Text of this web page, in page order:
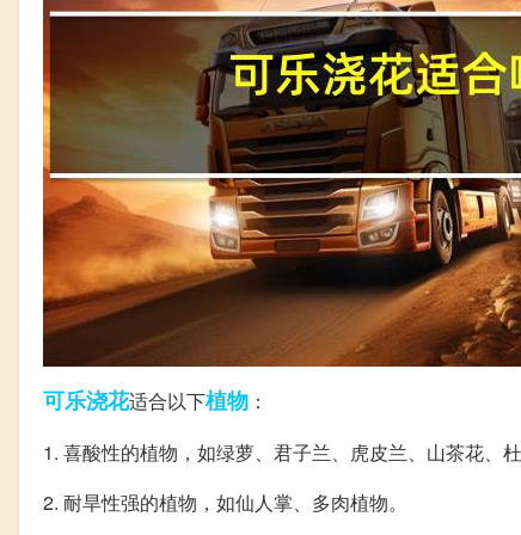
可乐浇花适合以下植物 ：
1. 喜酸性的植物，如绿萝、君子兰、虎皮兰、山茶花、杜
2. 耐旱性强的植物，如仙人掌、多肉植物。